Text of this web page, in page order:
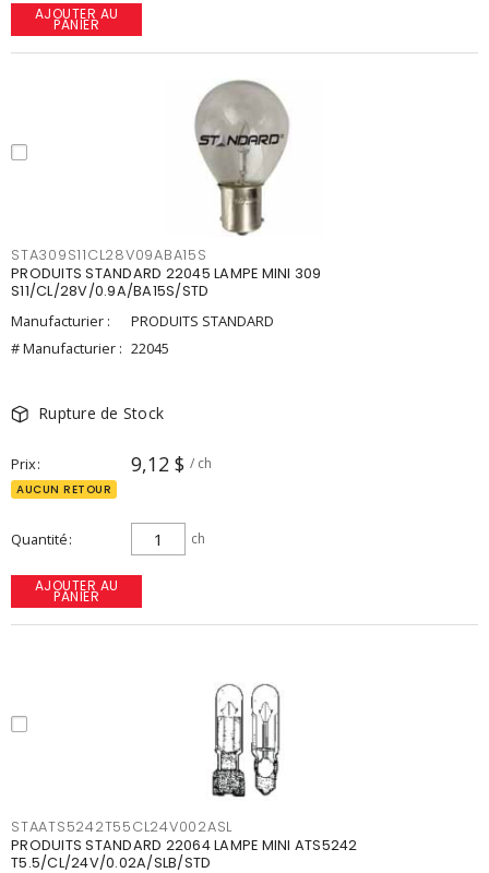
AJOUTER AU
PANIER
STA309S11CL28V09ABA15S
PRODUITS STANDARD 22045 LAMPE MINI 309
S11/CL/28V/0.9A/BA15S/STD
Manufacturier :
PRODUITS STANDARD
# Manufacturier : 22045
Rupture de Stock
Prix 9,12 $ / ch
AUCUN RETOUR
Quantité ch
AJOUTER AU
PANIER
STAATS5242T55CL24V002ASL
PRODUITS STANDARD 22064 LAMPE MINI ATS5242
T5.5/CL/24V/0.02A/SLB/STD